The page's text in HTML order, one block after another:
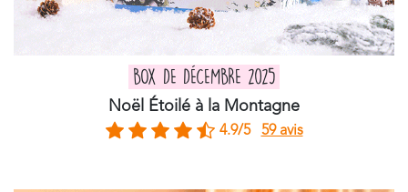
BOX DE DÉCEMBRE 2025
Noël Étoilé à la Montagne
4.9/5 59 avis